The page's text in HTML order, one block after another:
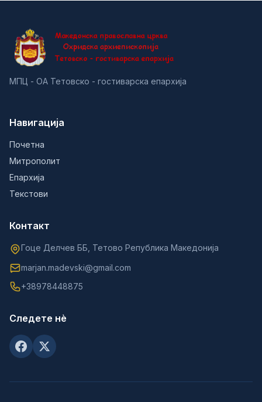
МПЦ - ОА Тетовско - гостиварска епархија
Навигација
Почетна
Митрополит
Епархија
Текстови
Контакт
Гоце Делчев ББ, Тетово Република Македонија
marjan.madevski@gmail.com
+38978448875
Следете нè